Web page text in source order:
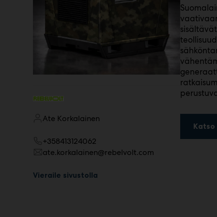
Ate Korkalainen
+358413124062
ate.korkalainen@rebelvolt.com
Vieraile sivustolla
m
ä
: